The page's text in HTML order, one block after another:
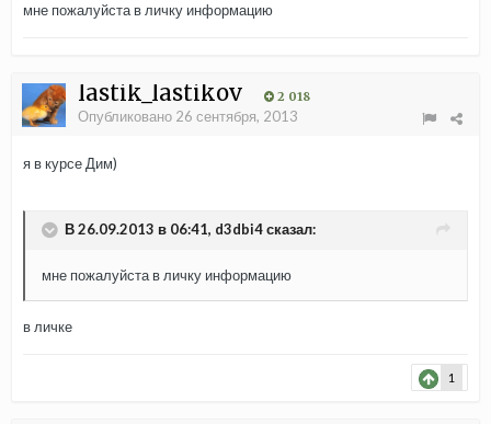
мне пожалуйста в личку информацию
lastik_lastikov 2 018
Опубликовано 26 сентября, 2013
я в курсе Дим)
В 26.09.2013 в 06:41, d3dbi4 сказал:
мне пожалуйста в личку информацию
в личке
1